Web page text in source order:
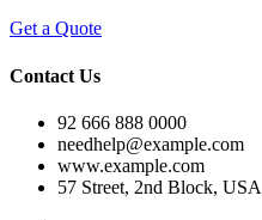
Get a Quote
Contact Us
92 666 888 0000
needhelp@example.com
www.example.com
57 Street, 2nd Block, USA